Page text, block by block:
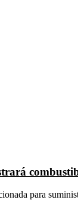
para